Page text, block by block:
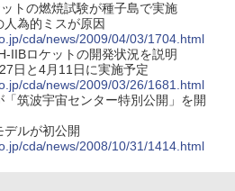
トの燃焼試験が種子島で実施
為的ミスが原因
cda/news/2009/04/03/1704.html
IIBロケットの開発状況を説明
日と4月11日に実施予定
cda/news/2009/03/26/1681.html
「筑波宇宙センター特別公開」を開
デルが初公開
cda/news/2008/10/31/1414.html